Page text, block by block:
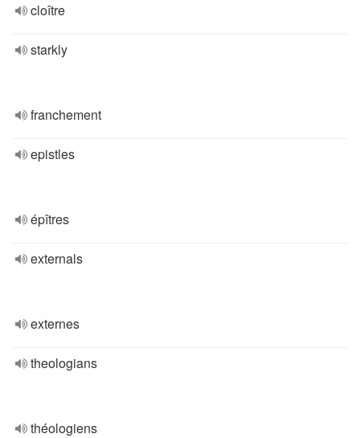
cloître
starkly
franchement
epistles
épîtres
externals
externes
theologians
théologiens